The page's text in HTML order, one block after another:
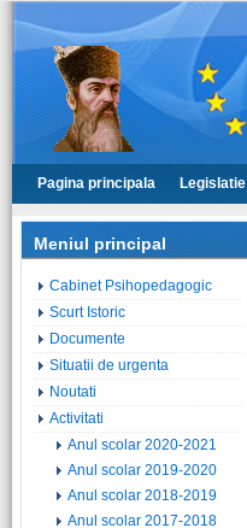
Pagina principala Legislatie
Meniul principal
Cabinet Psihopedagogic
Scurt Istoric
Documente
Situatii de urgenta
Noutati
Activitati
Anul scolar 2020-2021
Anul scolar 2019-2020
Anul scolar 2018-2019
Anul scolar 2017-2018